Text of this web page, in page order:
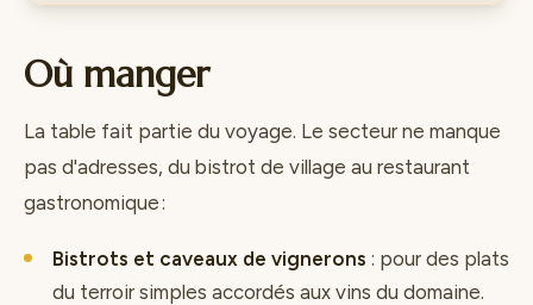
Où manger
La table fait partie du voyage. Le secteur ne manque
pas d'adresses, du bistrot de village au restaurant
gastronomique :
Bistrots et caveaux de vignerons : pour des plats
du terroir simples accordés aux vins du domaine.